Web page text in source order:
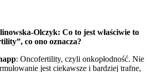
Olczyk: Co to jest właściwie to
co ono oznacza?
: Oncofertility, czyli onkopłodność. Nie
jest ciekawsze i bardziej trafne,